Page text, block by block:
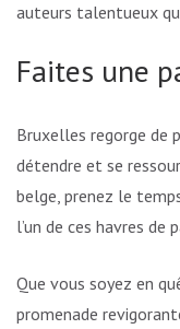
auteurs talentueux
Faites une
Bruxelles regorge de
détendre et se
belge, prenez le
l’un de ces havres de
Que vous soyez en
promenade